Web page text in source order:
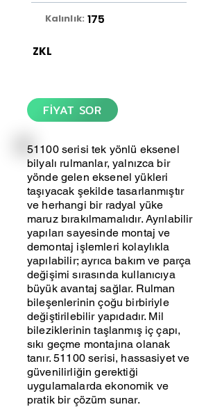
Kalınlık: 175
ZKL
FİYAT SOR
51100 serisi tek yönlü eksenel
bilyalı rulmanlar, yalnızca bir
yönde gelen eksenel yükleri
taşıyacak şekilde tasarlanmıştır
ve herhangi bir radyal yüke
maruz bırakılmamalıdır. Ayrılabilir
yapıları sayesinde montaj ve
demontaj işlemleri kolaylıkla
yapılabilir; ayrıca bakım ve parça
değişimi sırasında kullanıcıya
büyük avantaj sağlar. Rulman
bileşenlerinin çoğu birbiriyle
değiştirilebilir yapıdadır. Mil
bileziklerinin taşlanmış iç çapı,
sıkı geçme montajına olanak
tanır. 51100 serisi, hassasiyet ve
güvenilirliğin gerektiği
uygulamalarda ekonomik ve
pratik bir çözüm sunar.